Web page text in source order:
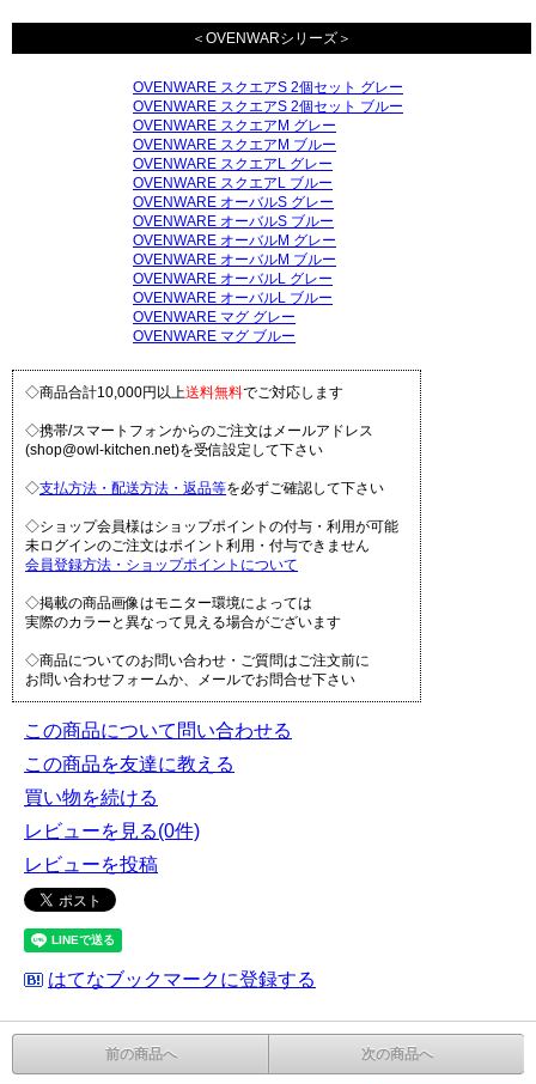
＜OVENWARシリーズ＞
OVENWARE スクエアS 2個セット グレー
OVENWARE スクエアS 2個セット ブルー
OVENWARE スクエアM グレー
OVENWARE スクエアM ブルー
OVENWARE スクエアL グレー
OVENWARE スクエアL ブルー
OVENWARE オーバルS グレー
OVENWARE オーバルS ブルー
OVENWARE オーバルM グレー
OVENWARE オーバルM ブルー
OVENWARE オーバルL グレー
OVENWARE オーバルL ブルー
OVENWARE マグ グレー
OVENWARE マグ ブルー
◇商品合計10,000円以上送料無料でご対応します
◇携帯/スマートフォンからのご注文はメールアドレス
(shop@owl-kitchen.net)を受信設定して下さい
◇支払方法・配送方法・返品等を必ずご確認して下さい
◇ショップ会員様はショップポイントの付与・利用が可能
未ログインのご注文はポイント利用・付与できません
会員登録方法・ショップポイントについて
◇掲載の商品画像はモニター環境によっては
実際のカラーと異なって見える場合がございます
◇商品についてのお問い合わせ・ご質問はご注文前に
お問い合わせフォームか、メールでお問合せ下さい
この商品について問い合わせる
この商品を友達に教える
買い物を続ける
レビューを見る(0件)
レビューを投稿
はてなブックマークに登録する
前の商品へ 次の商品へ